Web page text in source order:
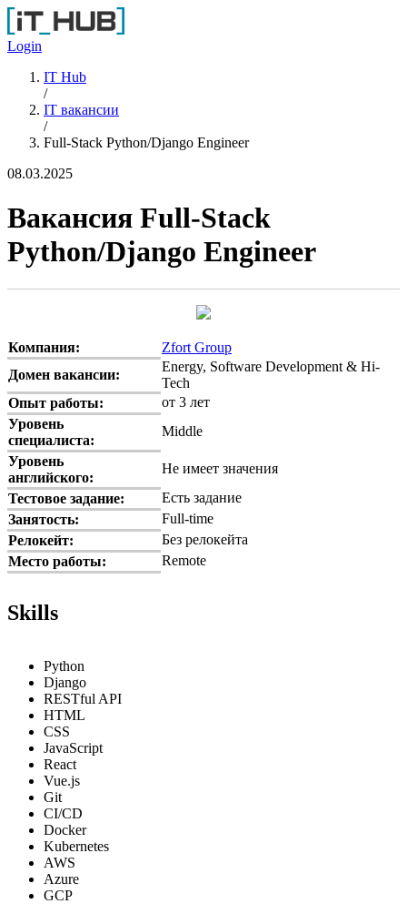
Перейти к основному содержанию
Login
IT Hub
/
IT вакансии
/
Full-Stack Python/Django Engineer
08.03.2025
Вакансия Full-Stack
Python/Django Engineer
Компания:
Zfort Group
Домен вакансии:
Energy, Software Development & Hi-
Tech
Опыт работы:
от 3 лет
Уровень
специалиста:
Middle
Уровень
английского:
Не имеет значения
Тестовое задание:
Есть задание
Занятость:
Full-time
Релокейт:
Без релокейта
Место работы:
Remote
Skills
Python
Django
RESTful API
HTML
CSS
JavaScript
React
Vue.js
Git
CI/CD
Docker
Kubernetes
AWS
Azure
GCP